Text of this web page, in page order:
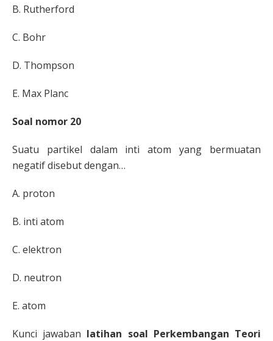
B. Rutherford
C. Bohr
D. Thompson
E. Max Planc
Soal nomor 20
Suatu partikel dalam inti atom yang bermuatan
negatifdisebut dengan…
A. proton
B. inti atom
C. elektron
D. neutron
E. atom
Kunci jawaban latihan soal Perkembangan Teori